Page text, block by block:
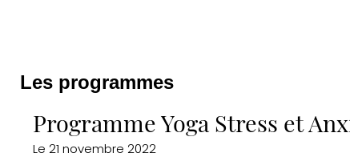
Les programmes
Programme Yoga Stress et
Le 21 novembre 2022